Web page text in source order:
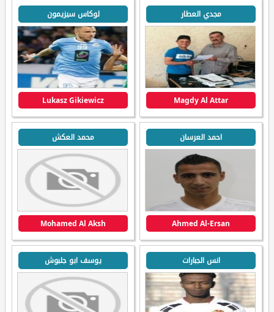
مجدي العطار
Magdy Al Attar
لوكاس سيزيمون
Lukasz Gikiewicz
احمد العرسان
Ahmed Al-Ersan
محمد العكش
Mohamed Al Aksh
انس الجبارات يوسف ابو جلبوش